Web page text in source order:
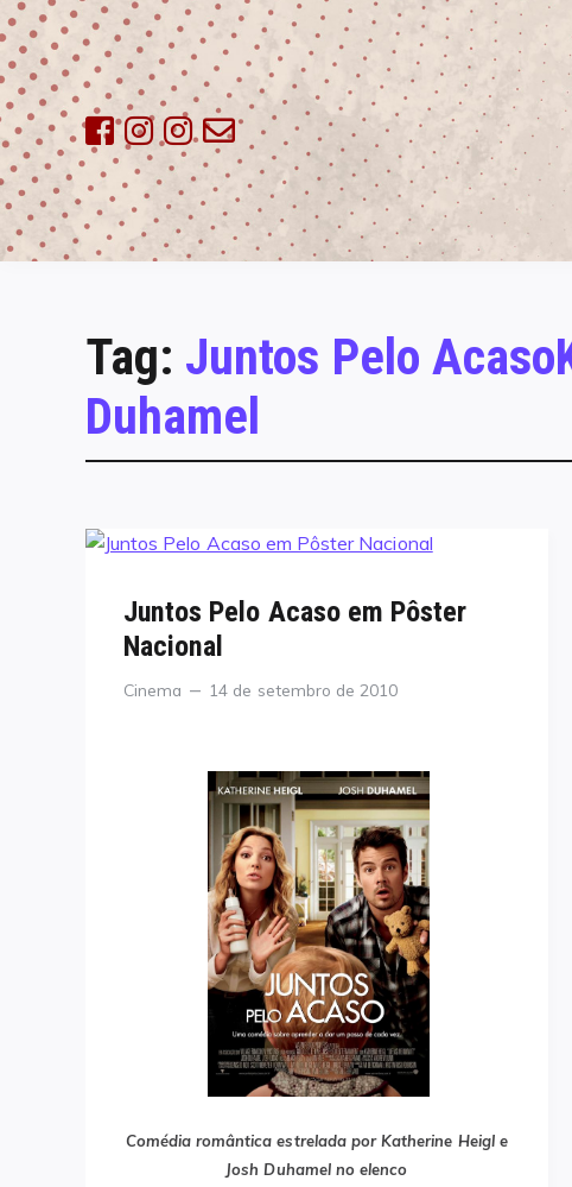
Skip
to
content
Tag: Juntos Pelo
Duhamel
Juntos Pelo Acaso em Pôster
Nacional
Categories
Cinema
Posted
14 de setembro de 2010
Comédia romântica estrelada por Katherine Heigl e
Josh Duhamel no elenco